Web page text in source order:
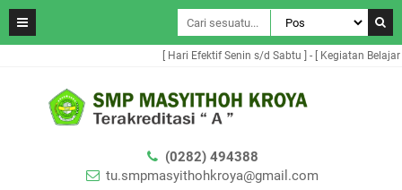
[ Hari Efektif Senin s/d Sabtu ] - [ Kegiatan
(0282) 494388
tu.smpmasyithohkroya@gmail.com